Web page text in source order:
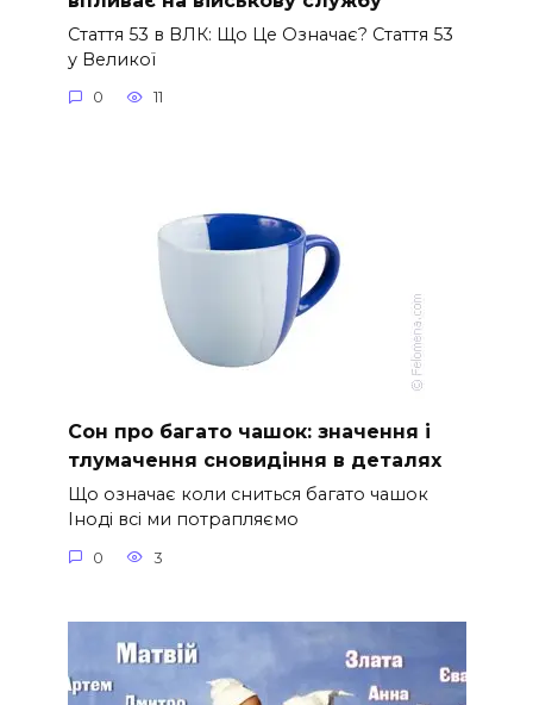
Стаття 53 в ВЛК: Що Це Означає? Стаття 53
у Великої
0 11
Сон про багато чашок: значення і
тлумачення сновидіння в деталях
Що означає коли сниться багато чашок
Іноді всі ми потрапляємо
0 3